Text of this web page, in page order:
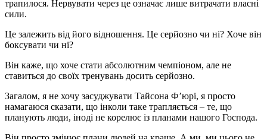
трапилося. Нервувати через це означає лише витрачати власні
сили.
Це залежить від його відношення. Це серйозно чи ні? Хоче він
боксувати чи ні?
Він каже, що хоче стати абсолютним чемпіоном, але не
ставиться до своїх тренувань досить серйозно.
Загалом, я не хочу засуджувати Тайсона Ф’юрі, я просто
намагаюся сказати, що інколи таке трапляється – те, що
планують люди, іноді не корелює із планами нашого Господа.